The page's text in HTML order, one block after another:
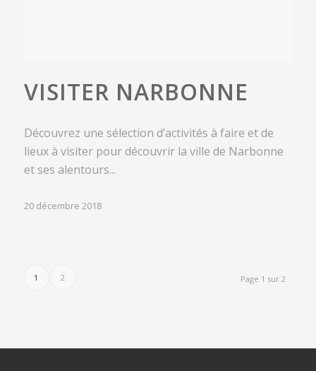
VISITER NARBONNE
Découvrez une sélection d’activités à faire et de
lieux à visiter pour découvrir la ville de Narbonne
et ses alentours...
20 décembre 2018
Page 1 sur 2
1 2